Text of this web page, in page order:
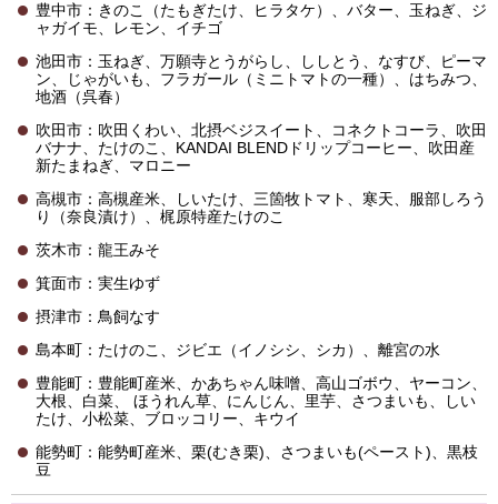
豊中市：きのこ（たもぎたけ、ヒラタケ）、バター、玉ねぎ、ジ
ャガイモ、レモン、イチゴ
池田市：玉ねぎ、万願寺とうがらし、ししとう、なすび、ピーマ
ン、じゃがいも、フラガール（ミニトマトの一種）、はちみつ、
地酒（呉春）
吹田市：吹田くわい、北摂ベジスイート、コネクトコーラ、吹田
バナナ、たけのこ、KANDAI BLENDドリップコーヒー、吹田産
新たまねぎ、マロニー
高槻市：高槻産米、しいたけ、三箇牧トマト、寒天、服部しろう
り（奈良漬け）、梶原特産たけのこ
茨木市：龍王みそ
箕面市：実生ゆず
摂津市：鳥飼なす
島本町：たけのこ、ジビエ（イノシシ、シカ）、離宮の水
豊能町：豊能町産米、かあちゃん味噌、高山ゴボウ、ヤーコン、
大根、白菜、 ほうれん草、にんじん、里芋、さつまいも、しい
たけ、小松菜、ブロッコリー、キウイ
能勢町：能勢町産米、栗(むき栗)、さつまいも(ペースト)、黒枝
豆